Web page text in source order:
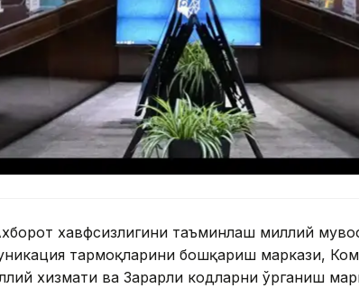
хавфсизлигини таъминлаш миллий
тармоқларини бошқариш маркази,
хизмати ва Зарарли кодларни ўрганиш